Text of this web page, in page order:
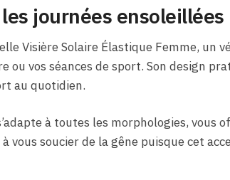
journées ensoleillées
Visière Solaire Élastique Femme, un
ou vos séances de sport. Son design
au quotidien.
à toutes les morphologies, vous
vous soucier de la gêne puisque cet